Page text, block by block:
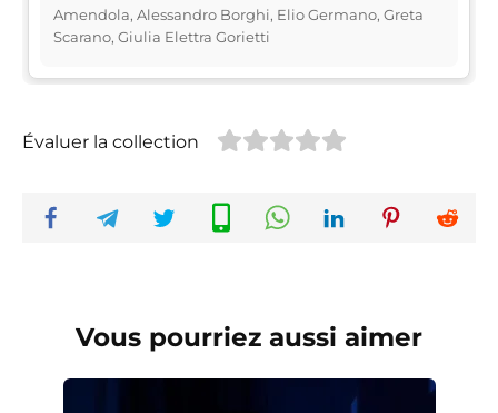
Amendola, Alessandro Borghi, Elio Germano, Greta
Scarano, Giulia Elettra Gorietti
Évaluer la collection
Vous pourriez aussi aimer